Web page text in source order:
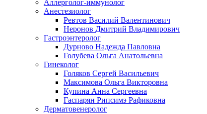
Аллерголог-иммунолог
Анестезиолог
Ревтов Василий Валентинович
Неронов Дмитрий Владимирович
Гастроэнтеролог
Дурново Надежда Павловна
Голубева Ольга Анатольевна
Гинеколог
Голяков Сергей Васильевич
Максимова Ольга Викторовна
Купина Анна Сергеевна
Гаспарян Рипсимэ Рафиковна
Дерматовенеролог